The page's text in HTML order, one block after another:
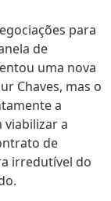
para
de
uma nova
Chaves, mas o
a
viabilizar a
de
irredutível do